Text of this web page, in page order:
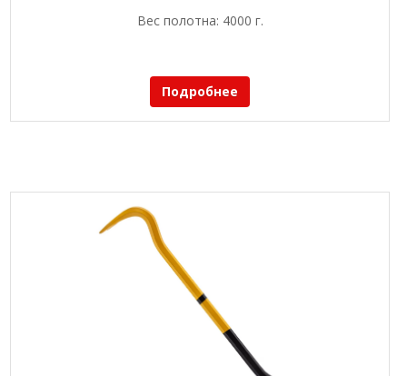
Вес полотна: 4000 г.
Подробнее